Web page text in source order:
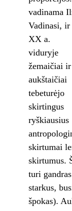
vadinama
Vadinasi, ir
XX a.
viduryje
žemaičiai ir
aukštaičiai
tebeturėjo
skirtingus
ryškiausius
skirtumai
skirtumus.
turi
starkus,
špokas).